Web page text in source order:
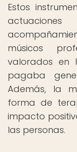
Estos
músicos
valorados en
pagaba
Además, la
forma de
impacto
las personas.